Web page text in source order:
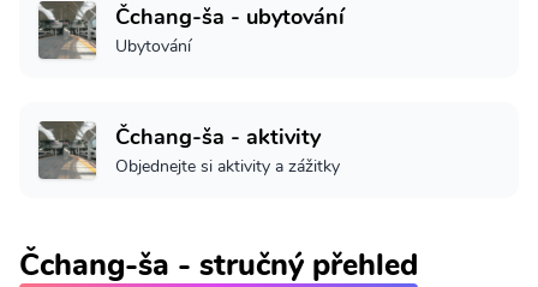
Čchang-ša - ubytování
Ubytování
Čchang-ša - aktivity
Objednejte si aktivity a zážitky
Čchang-ša - stručný přehled